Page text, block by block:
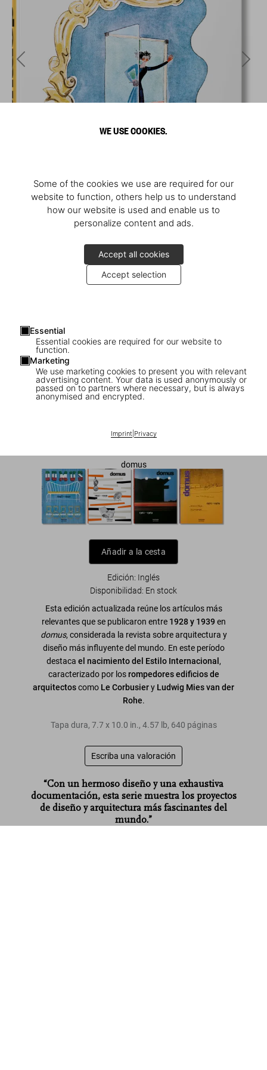
WE USE COOKIES.
Some of the cookies we use are required for our
website to function, others help us to understand
how our website is used and enable us to
personalize content and ads.
Accept all cookies
Accept selection
Essential
Essential cookies are required for our website to
function.
Marketing
We use marketing cookies to present you with relevant
advertising content. Your data is used anonymously or
passed on to partners where necessary, but is always
anonymised and encrypted.
Imprint| Privacy
1/7
US$ 40
domus
Añadir a la cesta
Edición: Inglés
Disponibilidad: En stock
Esta edición actualizada reúne los artículos más
relevantes que se publicaron entre 1928 y 1939 en
domus, considerada la revista sobre arquitectura y
diseño más influyente del mundo. En este período
destaca el nacimiento del Estilo Internacional ,
caracterizado por losrompedores edificios de
arquitectoscomo Le Corbusiery Ludwig Mies van der
Rohe.
Tapa dura, 7.7 x 10.0 in., 4.57 lb, 640 páginas
Escriba una valoración
“Con un hermoso diseño y una exhaustiva
documentación, esta serie muestra los proyectos
de diseño y arquitectura más fascinantes del
mundo.”